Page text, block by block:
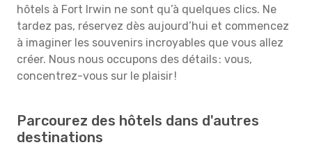
hôtels à Fort Irwin ne sont qu’à quelques clics. Ne
tardez pas, réservez dès aujourd’hui et commencez
à imaginer les souvenirs incroyables que vous allez
créer. Nous nous occupons des détails : vous,
concentrez-vous sur le plaisir !
Parcourez des hôtels dans d'autres
destinations